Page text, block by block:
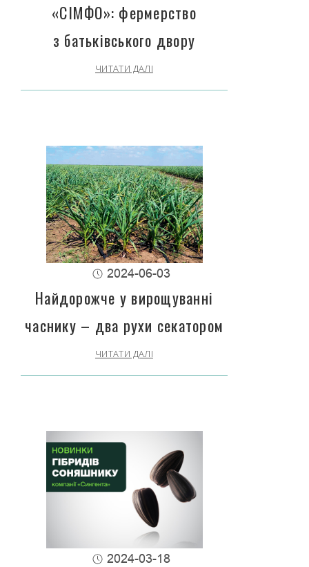
«СІМФО»: фермерство
з батьківського двору
ЧИТАТИ ДАЛІ
2024-06-03
Найдорожче у вирощуванні
часнику – два рухи секатором
ЧИТАТИ ДАЛІ
2024-03-18